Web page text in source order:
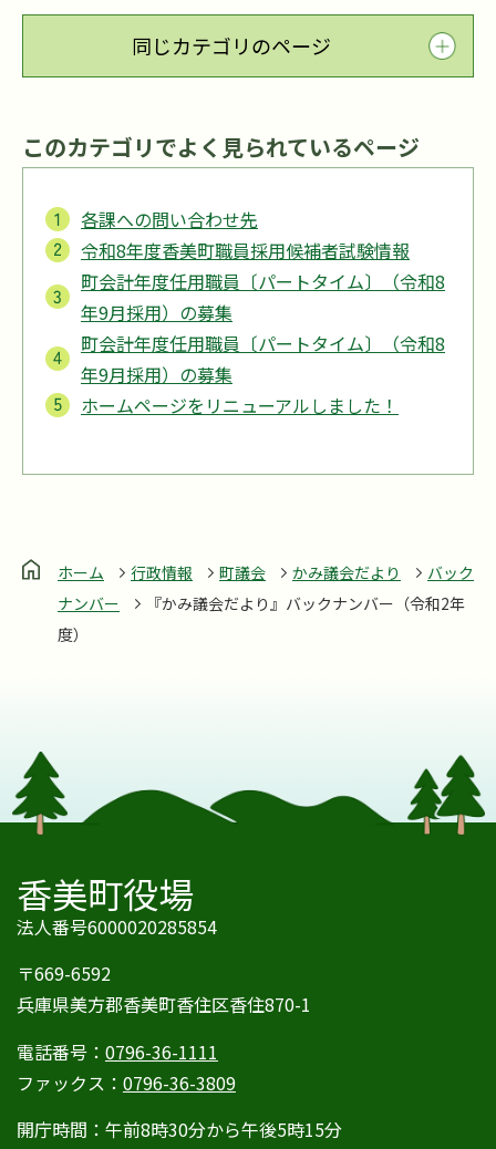
同じカテゴリのページ
このカテゴリでよく見られているページ
各課への問い合わせ先
令和8年度香美町職員採用候補者試験情報
町会計年度任用職員〔パートタイム〕（令和8
年9月採用）の募集
町会計年度任用職員〔パートタイム〕（令和8
年9月採用）の募集
ホームページをリニューアルしました！
ホーム 行政情報 町議会 かみ議会だより
バック
ナンバー
『かみ議会だより』バックナンバー（令和2年
度）
香美町役場
法人番号6000020285854
〒669-6592
兵庫県美方郡香美町香住区香住870-1
電話番号： 0796-36-1111
ファックス： 0796-36-3809
開庁時間：午前8時30分から午後5時15分